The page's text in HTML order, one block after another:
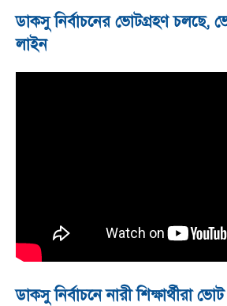
ডাকসু নির্বাচনের ভোটগ্রহণ চলছে,
লাইন
ডাকসু নির্বাচনে নারী শিক্ষার্থীরা